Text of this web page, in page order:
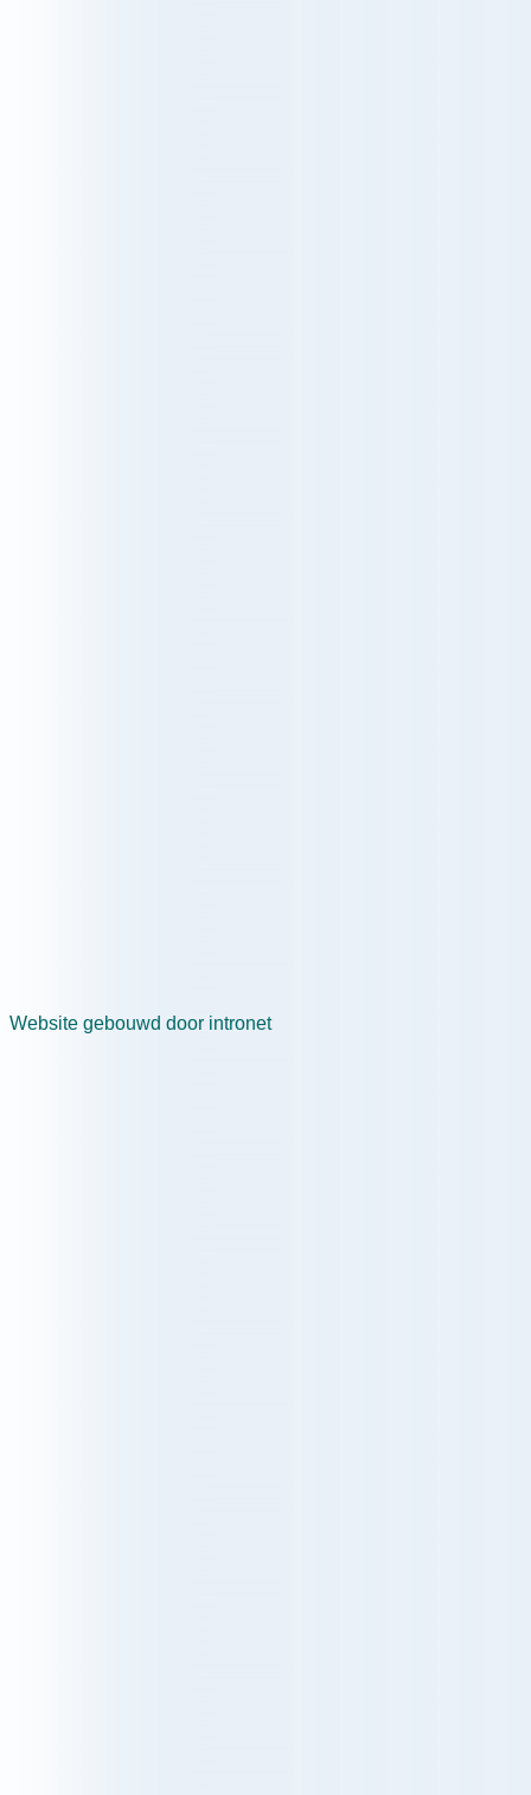
Website gebouwd door intronet